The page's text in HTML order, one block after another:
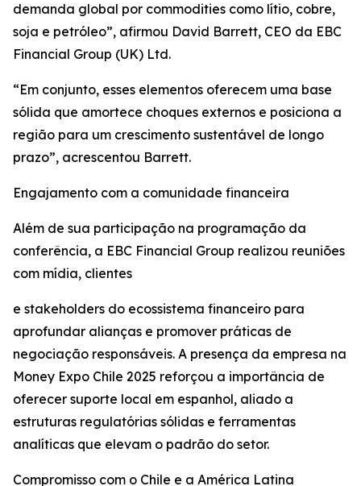
demanda global por commodities como lítio, cobre,
soja e petróleo”, afirmou David Barrett, CEO da EBC
Financial Group (UK) Ltd.
“Em conjunto, esses elementos oferecem uma base
sólida que amortece choques externos e posiciona a
região para um crescimento sustentável de longo
prazo”, acrescentou Barrett.
Engajamento com a comunidade financeira
Além de sua participação na programação da
conferência, a EBC Financial Group realizou reuniões
com mídia, clientes
e stakeholders do ecossistema financeiro para
aprofundar alianças e promover práticas de
negociação responsáveis. A presença da empresa na
Money Expo Chile 2025 reforçou a importância de
oferecer suporte local em espanhol, aliado a
estruturas regulatórias sólidas e ferramentas
analíticas que elevam o padrão do setor.
Compromisso com o Chile e a América Latina